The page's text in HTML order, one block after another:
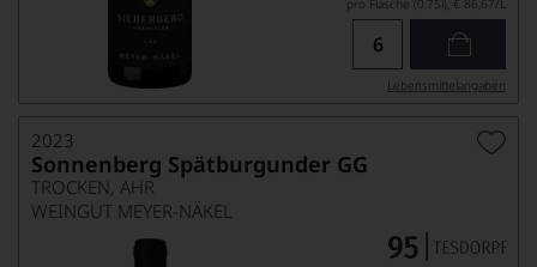
pro Flasche (0.75l), € 86,67/L
Lebensmittel­angaben
2023
Sonnenberg Spätburgunder GG
TROCKEN, AHR
WEINGUT MEYER-NÄKEL